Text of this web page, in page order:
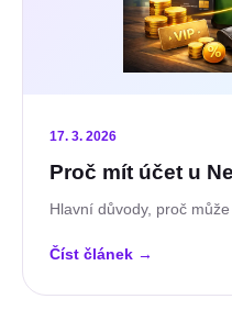
17. 3. 2026
Proč mít účet u
Hlavní důvody, proč
Číst článek →